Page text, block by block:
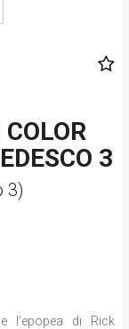
3
3)
l ’epopea di Rick